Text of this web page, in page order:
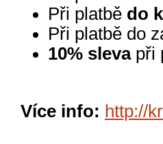
Při platbě do
Při platbě do
10% slevapři
Více info: http://